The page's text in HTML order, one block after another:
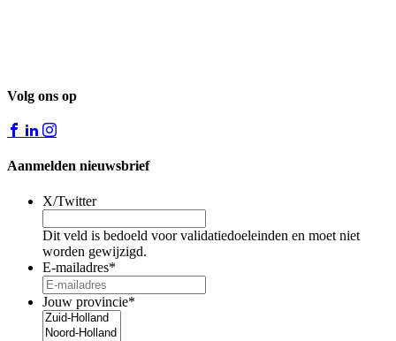
Volg ons op
Aanmelden nieuwsbrief
X/Twitter
Dit veld is bedoeld voor validatiedoeleinden en moet niet
worden gewijzigd.
E-mailadres*
Jouw provincie*